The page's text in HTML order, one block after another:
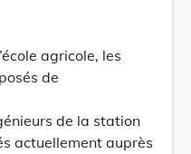
agricole, les
de
de la station
actuellement auprès